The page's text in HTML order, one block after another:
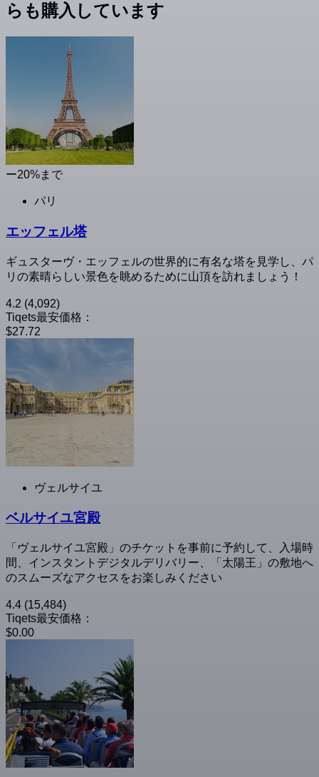
らも購入しています
ー20%まで
パリ
エッフェル塔
ギュスターヴ・エッフェルの世界的に有名な塔を見学し、パ
リの素晴らしい景色を眺めるために山頂を訪れましょう！
4.2 (4,092)
Tiqets最安価格：
$27.72
ヴェルサイユ
ベルサイユ宮殿
「ヴェルサイユ宮殿」のチケットを事前に予約して、入場時
間、インスタントデジタルデリバリー、「太陽王」の敷地へ
のスムーズなアクセスをお楽しみください
4.4 (15,484)
Tiqets最安価格：
$0.00